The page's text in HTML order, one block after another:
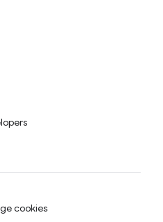
cookies